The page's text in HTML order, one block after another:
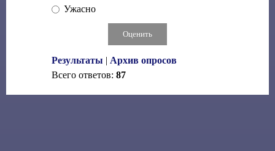
Ужасно
Результаты | Архив опросов
Всего ответов: 87